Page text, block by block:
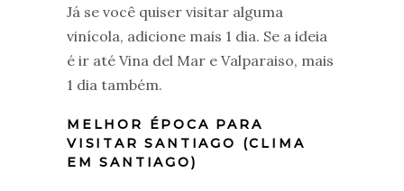
Já se você quiser visitar alguma
vinícola, adicione mais 1 dia. Se a ideia
é ir até Vina del Mar e Valparaiso, mais
1 dia também.
MELHOR ÉPOCA PARA
VISITAR SANTIAGO (CLIMA
EM SANTIAGO)